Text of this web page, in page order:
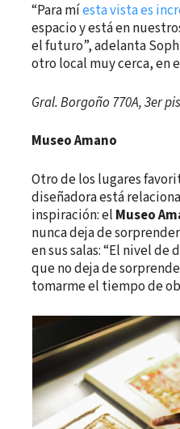
“Para míesta vista es
espacio y está en
el futuro”, adelanta
otro local muy cerca, en
Gral. Borgoño 770A, 3er
Museo Amano
Otro de los lugares
diseñadora está
inspiración: el Museo
nunca deja de
en sus salas: “El nivel de
que no deja de
tomarme el tiempo de